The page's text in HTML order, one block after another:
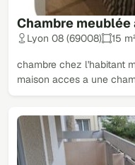
Chambre meublée
Lyon 08 (69008) 15
chambre chez l'habitant
maison acces a une